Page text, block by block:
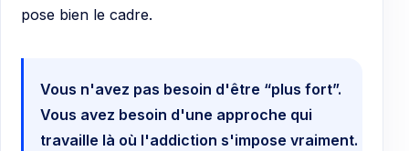
pose bien le cadre.
Vous n'avez pas besoin d'être “plus fort”.
Vous avez besoin d'une approche qui
travaille là où l'addiction s'impose vraiment.